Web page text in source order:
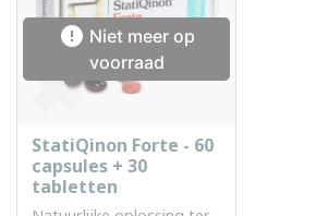
 Niet meer op
voorraad
StatiQinon Forte - 60
capsules + 30
tabletten